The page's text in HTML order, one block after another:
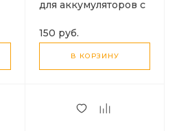
для аккумуляторов с
150 руб.
В КОРЗИНУ